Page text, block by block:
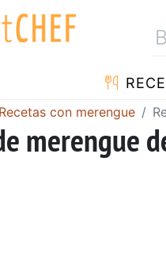
Recetas con merengue
merengue